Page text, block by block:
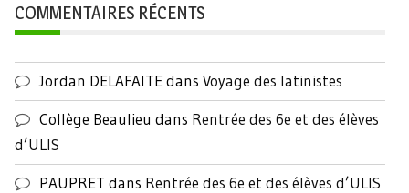
COMMENTAIRES RÉCENTS
Jordan DELAFAITEdans Voyage des latinistes
Collège Beaulieu dans Rentrée des 6e et des élèves
d’ULIS
PAUPRET dans Rentrée des 6e et des élèves d’ULIS